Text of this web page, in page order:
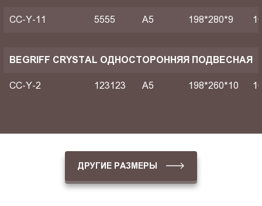
CC-Y-11 5555 A5 198*280*9
BEGRIFF CRYSTAL ОДНОСТОРОННЯЯ ПОДВЕСНАЯ
CC-Y-2 123123 A5 198*260*10
ДРУГИЕ РАЗМЕРЫ